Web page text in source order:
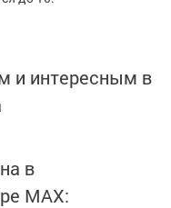
и интересным в
в
MАХ: